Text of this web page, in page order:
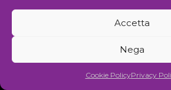
Accetta
Nega
Cookie PolicyPrivacy
2026 Associazione Kou - [cf]